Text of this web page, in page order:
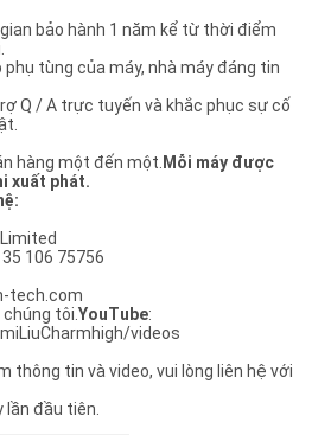
bảo hành 1 năm kể từ thời điểm
tùng của máy, nhà máy đáng tin
Q / A trực tuyến và khắc phục sự cố
hàng một đến một. Mỗi máy được
xuất phát.
106 75756
tech.com
tôi.YouTube:
videos
thông tin và video, vui lòng liên hệ với
lần đầu tiên.